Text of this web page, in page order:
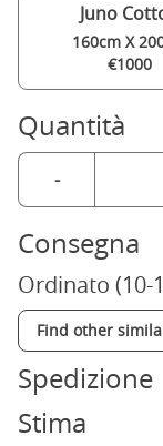
Juno
160cm X
€1000
Quantità
-
Consegna
Ordinato (10-
Find other
Spedizione
Stima